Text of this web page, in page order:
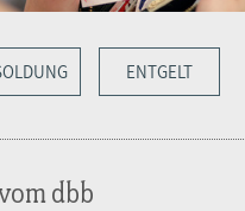
ENTGELT
dbb